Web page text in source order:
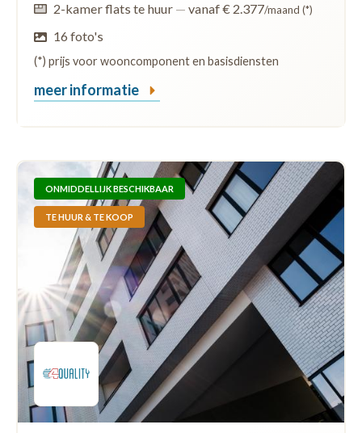
2-kamer flats te huur — vanaf € 2.377/maand (*)
16 foto's
(*) prijs voor wooncomponent en basisdiensten
meer informatie
ONMIDDELLIJK BESCHIKBAAR
TE HUUR & TE KOOP